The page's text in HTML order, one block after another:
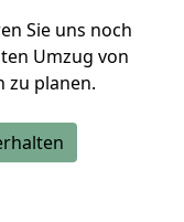
Sie uns noch
Umzug von
zu planen.